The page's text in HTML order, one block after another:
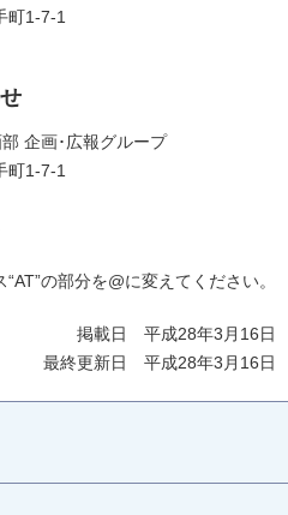
町1-7-1
企画･広報グループ
町1-7-1
の部分を@に変えてください。
掲載日 平成28年3月16日
最終更新日 平成28年3月16日